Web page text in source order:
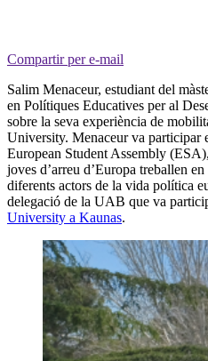
Compartir per e-mail
Salim Menaceur, estudiant del
en Polítiques Educatives per al
sobre la seva experiència de
University. Menaceur va participar
European Student Assembly
joves d’arreu d’Europa treballen
diferents actors de la vida política
delegació de la UAB que va
University a Kaunas.